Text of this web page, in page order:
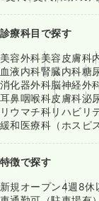
診療科目で探す
美容外科美容皮膚科
血液内科腎臓内科糖
消化器外科脳神経外
耳鼻咽喉科皮膚科泌
リウマチ科リハビリ
緩和医療科（ホスピス
特徴で探す
新規オープン4週8休